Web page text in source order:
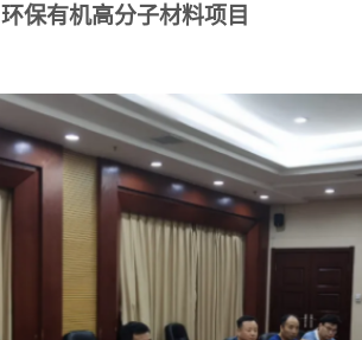
环保有机高分子材料项目